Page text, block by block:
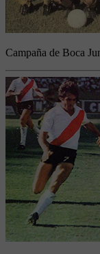
Campaña de Boca